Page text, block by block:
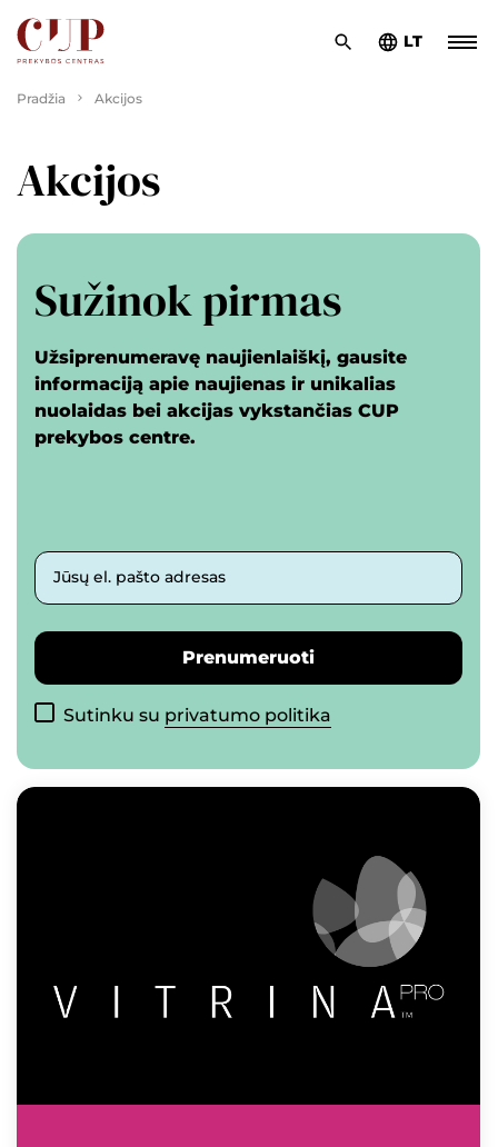
LT
Pradžia Akcijos
Akcijos
Sužinok pirmas
Užsiprenumeravę naujienlaiškį, gausite
informaciją apie naujienas ir unikalias
nuolaidas bei akcijas vykstančias CUP
prekybos centre.
Jūsų el. pašto adresas
Prenumeruoti
Sutinku su privatumo politika